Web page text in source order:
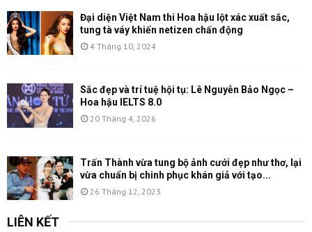
Đại diện Việt Nam thi Hoa hậu lột xác xuất sắc,
tung tà váy khiến netizen chấn động
4 Tháng 10, 2024
Sắc đẹp và trí tuệ hội tụ: Lê Nguyễn Bảo Ngọc –
Hoa hậu IELTS 8.0
20 Tháng 4, 2026
Trấn Thành vừa tung bộ ảnh cưới đẹp như thơ, lại
vừa chuẩn bị chinh phục khán giả với tạo...
26 Tháng 12, 2023
LIÊN KẾT